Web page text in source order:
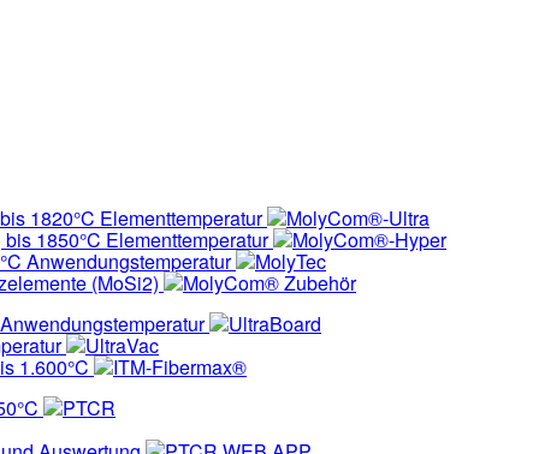
1820°C Elementtemperatur MolyCom®-Ultra
1850°C Elementtemperatur MolyCom®-Hyper
Anwendungstemperatur MolyTec
(MoSi2)
MolyCom® Zubehör
UltraBoard
UltraVac
1.600°C
ITM-Fibermax®
PTCR